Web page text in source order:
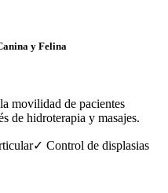
y Felina
movilidad de pacientes
de hidroterapia y masajes.
✓ Control de displasias